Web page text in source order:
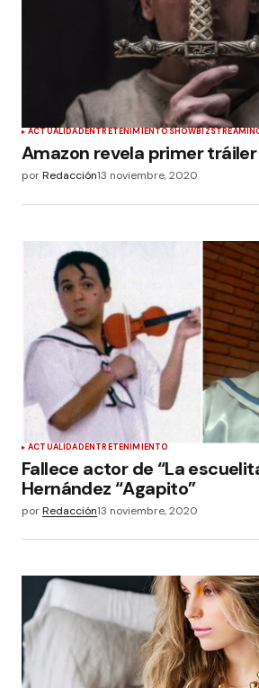
ACTUALIDAD ENTRETENIMIENTO SHOWBIZ
Amazon revela primer tráiler
porRedacción13 noviembre, 2020
ACTUALIDADENTRETENIMIENTO
Fallece actor de “La
Hernández “Agapito”
porRedacción13 noviembre, 2020